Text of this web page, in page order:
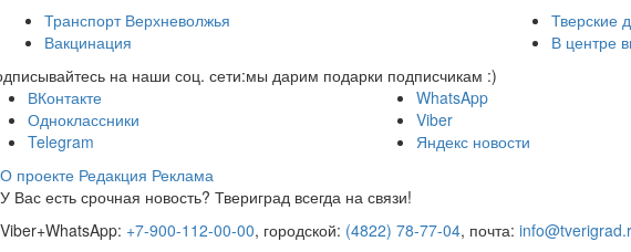
Транспорт Верхневолжья
Вакцинация
Тверские
В центре
на наши соц. сети:мы дарим подарки подписчикам :)
ВКонтакте
Одноклассники
Telegram
WhatsApp
Viber
Яндекс новости
О проекте Редакция Реклама
У Вас есть срочная новость? Твериград всегда на связи!
Viber+WhatsApp: +7-900-112-00-00, городской: (4822) 78-77-04, почта: